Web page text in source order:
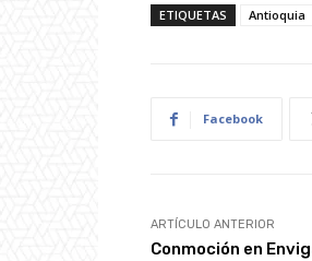
ETIQUETAS Antioquia
Facebook
ARTÍCULO ANTERIOR
Conmoción en